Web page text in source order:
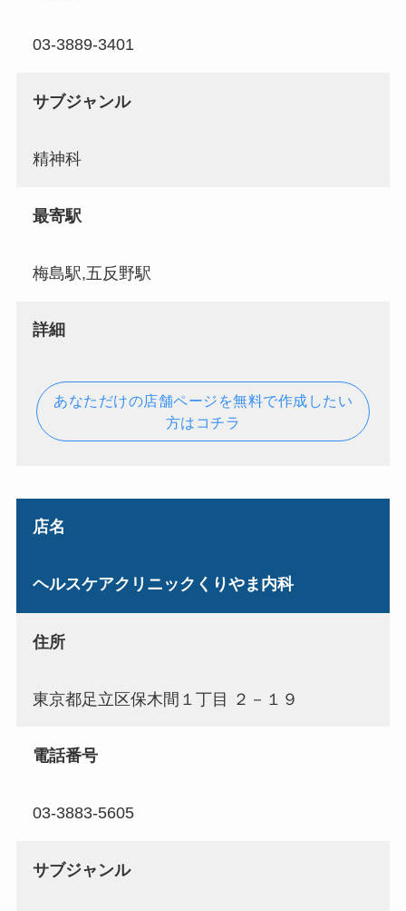
03-3889-3401
サブジャンル
精神科
最寄駅
梅島駅,五反野駅
詳細
あなただけの店舗ページを無料で作成したい
方はコチラ
店名
ヘルスケアクリニックくりやま内科
住所
東京都足立区保木間１丁目 ２－１９
電話番号
03-3883-5605
サブジャンル